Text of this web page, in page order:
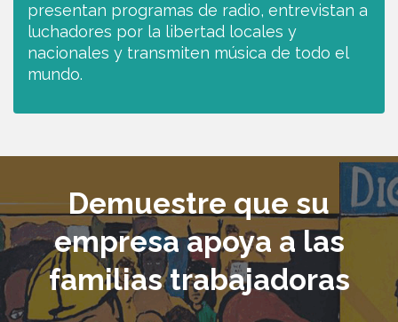
presentan programas de radio, entrevistan a
luchadores por la libertad locales y
nacionales y transmiten música de todo el
mundo.
Demuestre que su
empresa apoya a las
familias trabajadoras